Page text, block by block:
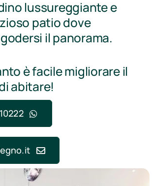
lussureggiante e
patio dove
il panorama.
è facile migliorare il
abitare!